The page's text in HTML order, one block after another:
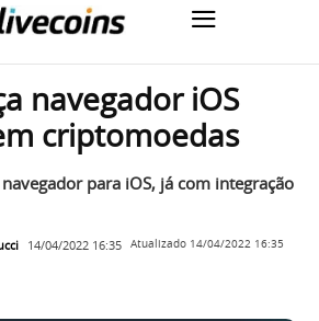
navegador iOS
criptomoedas
para iOS, já com integração
14/04/2022 16:35 Atualizado 14/04/2022 16:35